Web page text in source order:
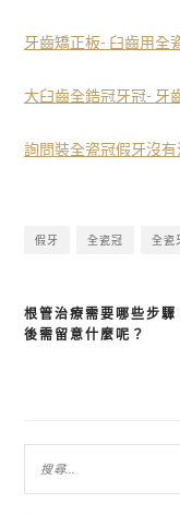
牙齒矯正板- 臼齒用全
大臼齒全鋯冠牙冠- 牙
詢問裝全瓷冠假牙沒
假牙 全瓷冠 全瓷
文
根管治療需要哪些步驟
後需留意什麼呢？